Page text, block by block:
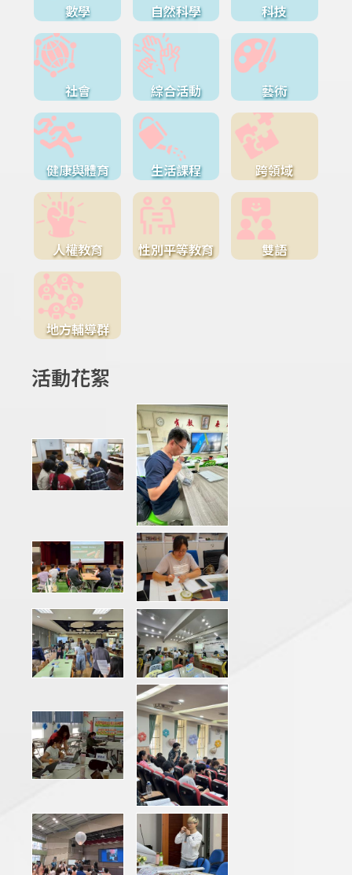
數學 自然科學 科技
社會 綜合活動 藝術
健康與體育 生活課程 跨領域
人權教育 性別平等教育 雙語
地方輔導群
活動花絮